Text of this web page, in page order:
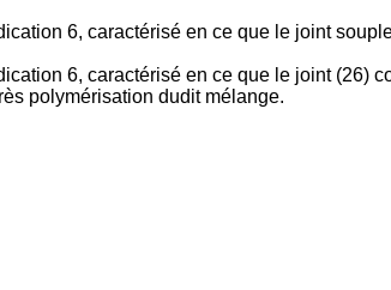
6, caractérisé en ce que le joint
6, caractérisé en ce que le joint (26)
polymérisation dudit mélange.